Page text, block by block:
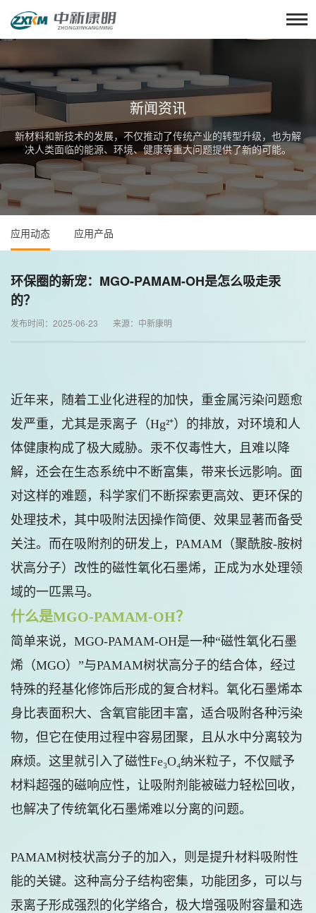
新闻资讯
新材料和新技术的发展，不仅推动了传统产业的转型升级，也为解
决人类面临的能源、环境、健康等重大问题提供了新的可能。
应用动态 应用产品
环保圈的新宠：MGO-PAMAM-OH是怎么吸走汞
的？
发布时间：2025-06-23 来源：中新康明
近年来，随着工业化进程的加快，重金属污染问题愈
发严重，尤其是汞离子（Hg²⁺）的排放，对环境和人
体健康构成了极大威胁。汞不仅毒性大，且难以降
解，还会在生态系统中不断富集，带来长远影响。面
对这样的难题，科学家们不断探索更高效、更环保的
处理技术，其中吸附法因操作简便、效果显著而备受
关注。而在吸附剂的研发上，PAMAM（聚酰胺-胺树
状高分子）改性的磁性氧化石墨烯，正成为水处理领
域的一匹黑马。
什么是MGO-PAMAM-OH？
简单来说，MGO-PAMAM-OH是一种“磁性氧化石墨
烯（MGO）”与PAMAM树状高分子的结合体，经过
特殊的羟基化修饰后形成的复合材料。氧化石墨烯本
身比表面积大、含氧官能团丰富，适合吸附各种污染
物，但它在使用过程中容易团聚，且从水中分离较为
麻烦。这里就引入了磁性Fe₃O₄纳米粒子，不仅赋予
材料超强的磁响应性，让吸附剂能被磁力轻松回收，
也解决了传统氧化石墨烯难以分离的问题。
PAMAM树枝状高分子的加入，则是提升材料吸附性
能的关键。这种高分子结构密集，功能团多，可以与
汞离子形成强烈的化学络合，极大增强吸附容量和选